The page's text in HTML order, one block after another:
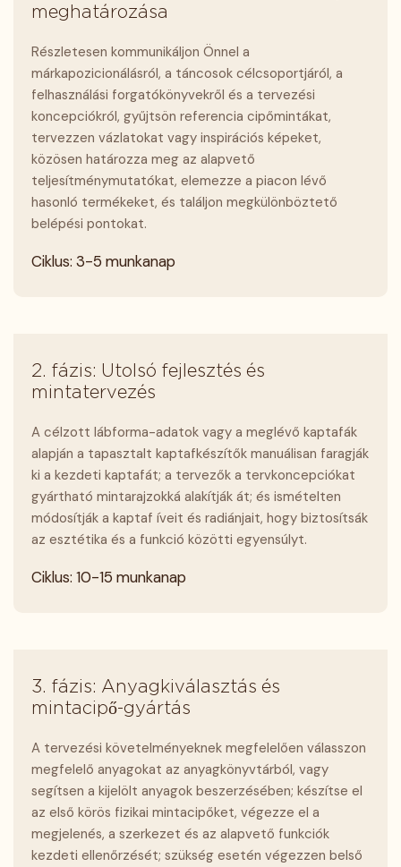
meghatározása
Részletesen kommunikáljon Önnel a
márkapozicionálásról, a táncosok célcsoportjáról, a
felhasználási forgatókönyvekről és a tervezési
koncepciókról, gyűjtsön referencia cipőmintákat,
tervezzen vázlatokat vagy inspirációs képeket,
közösen határozza meg az alapvető
teljesítménymutatókat, elemezze a piacon lévő
hasonló termékeket, és találjon megkülönböztető
belépési pontokat.
Ciklus: 3-5 munkanap
2. fázis: Utolsó fejlesztés és
mintatervezés
A célzott lábforma-adatok vagy a meglévő kaptafák
alapján a tapasztalt kaptafkészítők manuálisan faragják
ki a kezdeti kaptafát; a tervezők a tervkoncepciókat
gyártható mintarajzokká alakítják át; és ismételten
módosítják a kaptaf íveit és radiánjait, hogy biztosítsák
az esztétika és a funkció közötti egyensúlyt.
Ciklus: 10-15 munkanap
3. fázis: Anyagkiválasztás és
mintacipő-gyártás
A tervezési követelményeknek megfelelően válasszon
megfelelő anyagokat az anyagkönyvtárból, vagy
segítsen a kijelölt anyagok beszerzésében; készítse el
az első körös fizikai mintacipőket, végezze el a
megjelenés, a szerkezet és az alapvető funkciók
kezdeti ellenőrzését; szükség esetén végezzen belső